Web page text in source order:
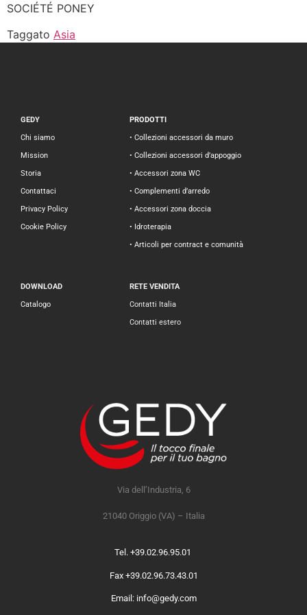
SOCIÉTÉ PONEY
Taggato Asia
GEDY
Chi siamo
Mission
Storia
Contattaci
Privacy Policy
Cookie Policy
PRODOTTI
• Collezioni accessori da muro
• Collezioni accessori d’appoggio
• Accessori zona WC
• Complementi d’arredo
• Accessori zona doccia
• Idroterapia
• Articoli per contract e comunità
DOWNLOAD
Catalogo
RETE VENDITA
Contatti Italia
Contatti estero
Via dell’Industria, 6
21040 Origgio (VA) – Italia
Tel. +39.02.96.95.01
Fax +39.02.96.73.43.01
Email: info@gedy.com